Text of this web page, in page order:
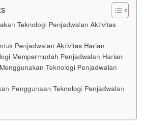
Teknologi Penjadwalan Aktivitas
Penjadwalan Aktivitas Harian
Mempermudah Penjadwalan Harian
Teknologi Penjadwalan
Penggunaan Teknologi Penjadwalan